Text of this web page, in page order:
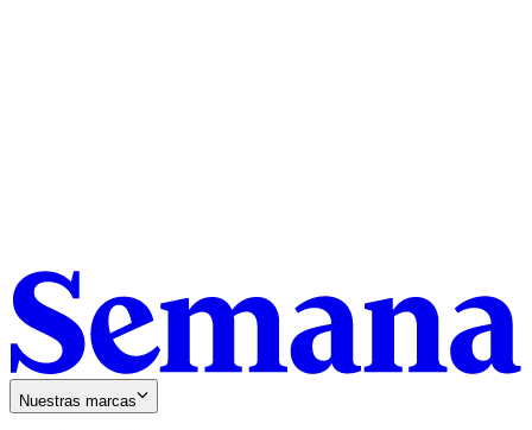
Nuestras marcas